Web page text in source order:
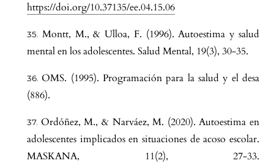
https://doi.org/10.37135/ee.04.15.06
Montt, M., & Ulloa, F. (1996). Autoestima y salud
mental en los adolescentes. Salud Mental, 19(3), 30-35.
OMS. (1995). Programación para la salud y el desa
(886).
Ordóñez, M., & Narváez, M. (2020). Autoestima en
adolescentes implicados en situaciones de acoso escolar.
MASKANA, 11(2), 27-33.